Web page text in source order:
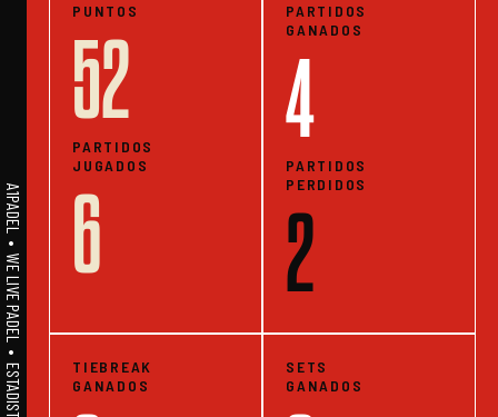
A1PADEL • WE LIVE PADEL • ESTADISTICAS
PUNTOS
52
PARTIDOS
JUGADOS
6
PARTIDOS
GANADOS
4
PARTIDOS
PERDIDOS
2
TIEBREAK
GANADOS
SETS
GANADOS